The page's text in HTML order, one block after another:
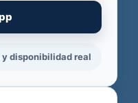
disponibilidad real